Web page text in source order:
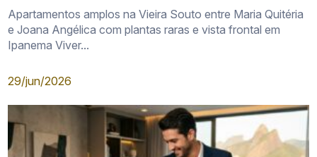
Apartamentos amplos na Vieira Souto entre Maria Quitéria
e Joana Angélica com plantas raras e vista frontal em
Ipanema Viver...
29/jun/2026